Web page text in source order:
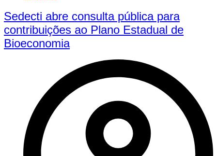
Sedecti abre consulta pública para
contribuições ao Plano Estadual de
Bioeconomia